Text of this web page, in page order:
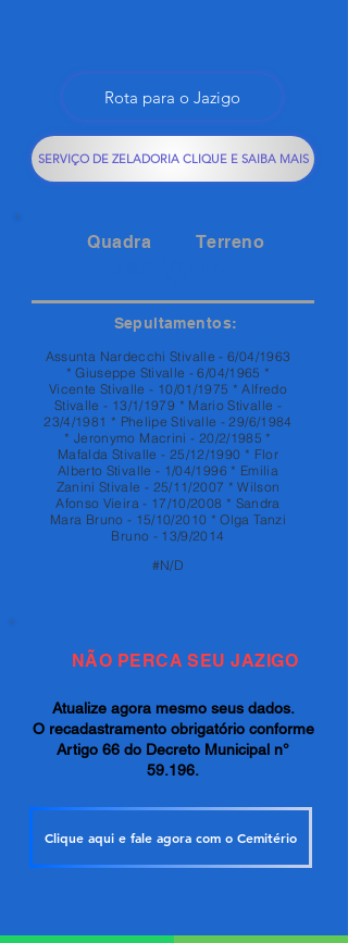
Rota para o Jazigo
SERVIÇO DE ZELADORIA CLIQUE E SAIBA MAIS
Quadra Terreno
Sepultamentos:
Assunta Nardecchi Stivalle - 6/04/1963
* Giuseppe Stivalle - 6/04/1965 *
Vicente Stivalle - 10/01/1975 * Alfredo
Stivalle - 13/1/1979 * Mario Stivalle -
23/4/1981 * Phelipe Stivalle - 29/6/1984
* Jeronymo Macrini - 20/2/1985 *
Mafalda Stivalle - 25/12/1990 * Flor
Alberto Stivalle - 1/04/1996 * Emilia
Zanini Stivale - 25/11/2007 * Wilson
Afonso Vieira - 17/10/2008 * Sandra
Mara Bruno - 15/10/2010 * Olga Tanzi
Bruno - 13/9/2014
#N/D
NÃO PERCA SEU JAZIGO
Atualize agora mesmo seus dados.
O recadastramento obrigatório conforme
Artigo 66 do Decreto Municipal n°
59.196.
Clique aqui e fale agora com o Cemitério